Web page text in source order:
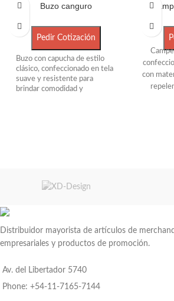
Buzo canguro
Pedir Cotización
Buzo con capucha de estilo
clásico, confeccionado en tela
suave y resistente para
brindar comodidad y
cualquier temporada. *El
tiempo estimado de
con
Su
Distribuidor mayorista de artículos de
empresariales y productos de promoción.
Av. del Libertador 5740
Phone: +54-11-7165-7144